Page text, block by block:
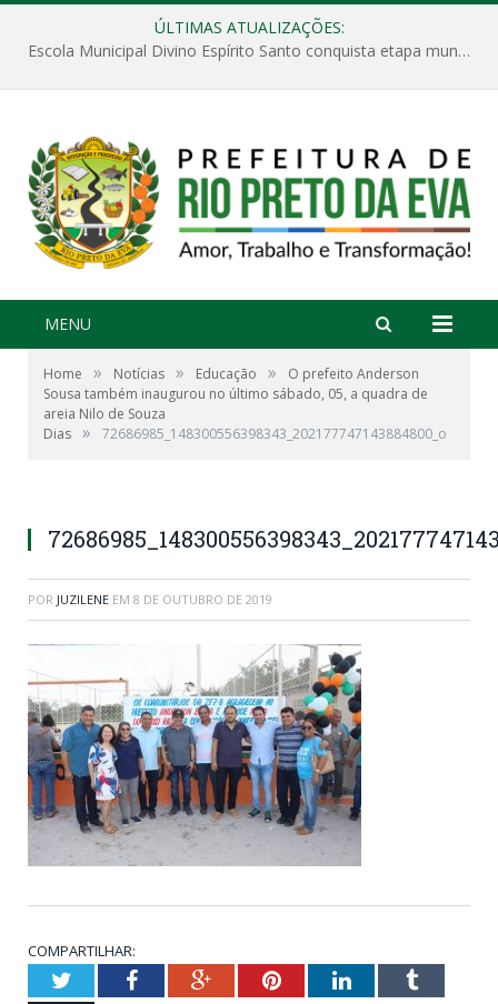
ÚLTIMAS ATUALIZAÇÕES:
Escola Municipal Divino Espírito Santo conquista etapa municipal da V Feira Amazonense de Matemática
MENU
Home » Notícias » Educação »
O prefeito Anderson
Sousa também inaugurou no último sábado, 05, a quadra de
areia Nilo de Souza
Dias » 72686985_148300556398343_202177747143884800_o
POR JUZILENE EM 8 DE OUTUBRO DE 2019
COMPARTILHAR:
TwitterFacebookGoogle+PinterestLinkedInTumblr